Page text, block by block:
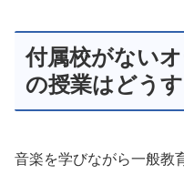
付属校がない
の授業はどう
音楽を学びながら一般教